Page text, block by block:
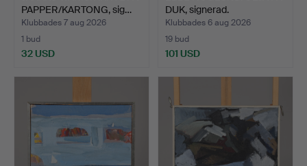
PAPPER/KARTONG, sig…
Klubbades 7 aug 2026
1 bud
32 USD
DUK, signerad.
Klubbades 6 aug 2026
19 bud
101 USD